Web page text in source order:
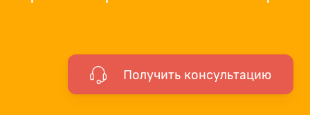
Получить консультацию